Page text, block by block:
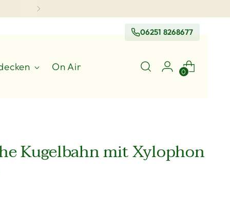
06251 8268677
On Air 0
Kugelbahn mit Xylophon